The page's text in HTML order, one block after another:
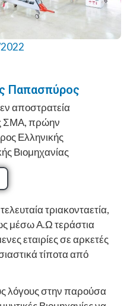
Παπασπύρος
αποστρατεία
ΣΜΑ, πρώην
Ελληνικής
Βιομηχανίας
τριακονταετία,
μέσω Α.Ω τεράστια
εταιρίες σε αρκετές
τίποτα από
λόγους στην παρούσα